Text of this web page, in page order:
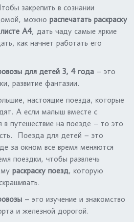
закрепить в сознании
можно распечатать раскраску
А4, дать чаду самые яркие
как начнет работать его
для детей 3, 4 года – это
развитие фантазии.
настоящие поезда, которые
А если малыш вместе с
в путешествие на поезде – то это
Поезда для детей – это
за окном все время меняются
поездки, чтобы развлечь
раскраску поезд, которую
– это изучение и знакомство
и железной дорогой.